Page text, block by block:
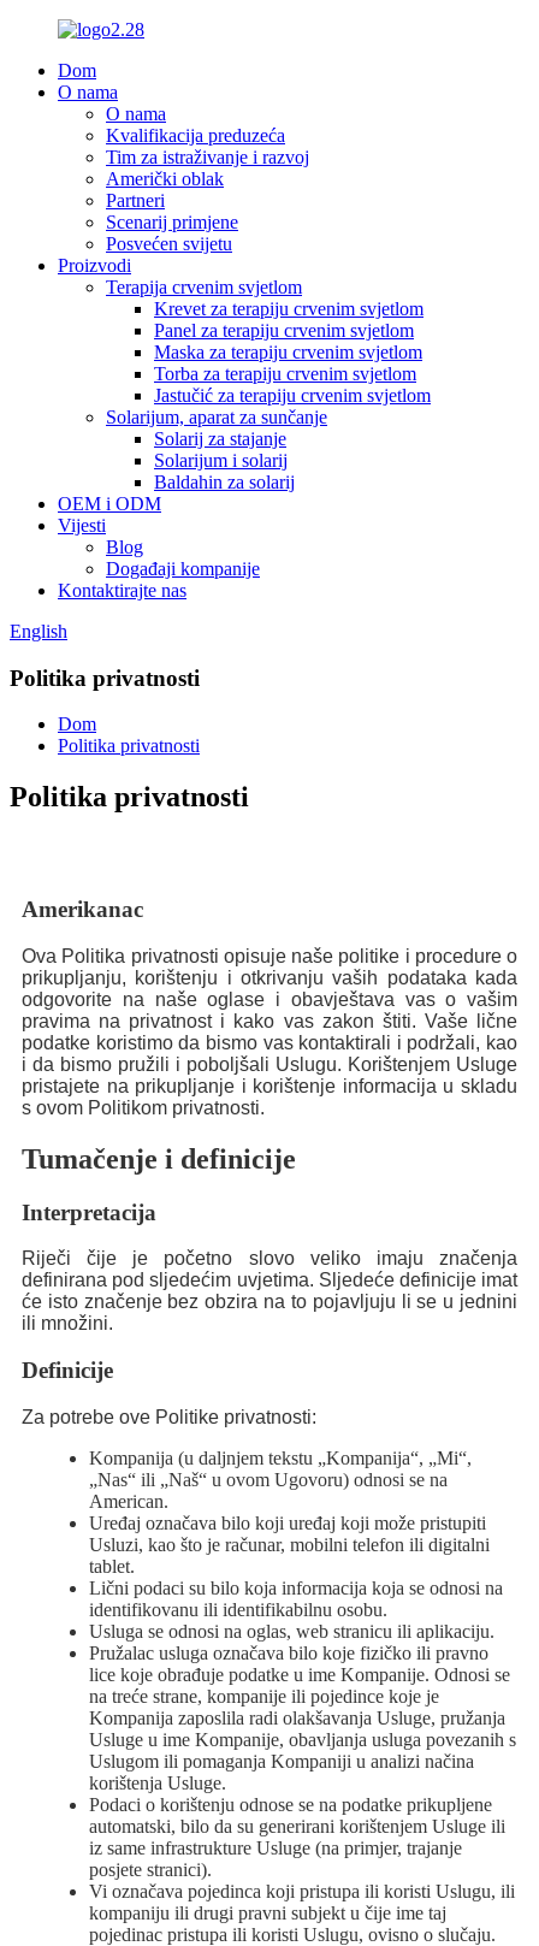
Dom
O nama
O nama
Kvalifikacija preduzeća
Tim za istraživanje i razvoj
Američki oblak
Partneri
Scenarij primjene
Posvećen svijetu
Proizvodi
Terapija crvenim svjetlom
Krevet za terapiju crvenim svjetlom
Panel za terapiju crvenim svjetlom
Maska za terapiju crvenim svjetlom
Torba za terapiju crvenim svjetlom
Jastučić za terapiju crvenim svjetlom
Solarijum, aparat za sunčanje
Solarij za stajanje
Solarijum i solarij
Baldahin za solarij
OEM i ODM
Vijesti
Blog
Događaji kompanije
Kontaktirajte nas
English
Politika privatnosti
Dom
Politika privatnosti
Politika privatnosti
Amerikanac
Ova Politika privatnosti opisuje naše politike i procedure o
prikupljanju, korištenju i otkrivanju vaših podataka kada
odgovorite na naše oglase i obavještava vas o vašim
pravima na privatnost i kako vas zakon štiti. Vaše lične
podatke koristimo da bismo vas kontaktirali i podržali, kao
i da bismo pružili i poboljšali Uslugu. Korištenjem Usluge
pristajete na prikupljanje i korištenje informacija u skladu
s ovom Politikom privatnosti.
Tumačenje i definicije
Interpretacija
Riječi čije je početno slovo veliko imaju značenja
definirana pod sljedećim uvjetima. Sljedeće definicije imat
će isto značenje bez obzira na to pojavljuju li se u jednini
ili množini.
Definicije
Za potrebe ove Politike privatnosti:
Kompanija (u daljnjem tekstu „Kompanija“, „Mi“,
„Nas“ ili „Naš“ u ovom Ugovoru) odnosi se na
American.
Uređaj označava bilo koji uređaj koji može pristupiti
Usluzi, kao što je računar, mobilni telefon ili digitalni
tablet.
Lični podaci su bilo koja informacija koja se odnosi na
identifikovanu ili identifikabilnu osobu.
Usluga se odnosi na oglas, web stranicu ili aplikaciju.
Pružalac usluga označava bilo koje fizičko ili pravno
lice koje obrađuje podatke u ime Kompanije. Odnosi se
na treće strane, kompanije ili pojedince koje je
Kompanija zaposlila radi olakšavanja Usluge, pružanja
Usluge u ime Kompanije, obavljanja usluga povezanih s
Uslugom ili pomaganja Kompaniji u analizi načina
korištenja Usluge.
Podaci o korištenju odnose se na podatke prikupljene
automatski, bilo da su generirani korištenjem Usluge ili
iz same infrastrukture Usluge (na primjer, trajanje
posjete stranici).
Vi označava pojedinca koji pristupa ili koristi Uslugu, ili
kompaniju ili drugi pravni subjekt u čije ime taj
pojedinac pristupa ili koristi Uslugu, ovisno o slučaju.